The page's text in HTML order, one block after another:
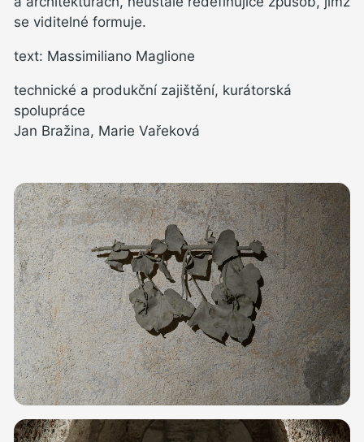
se viditelné formuje.
text: Massimiliano Maglione
technické a produkční zajištění, kurátorská
spolupráce
Jan Bražina, Marie Vařeková